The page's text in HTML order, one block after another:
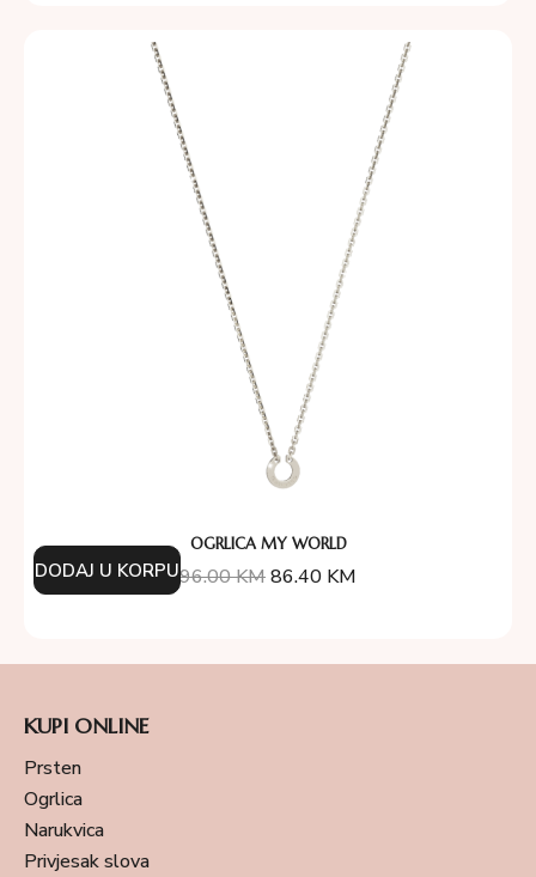
OGRLICA MY WORLD
96.00KM86.40 KM
DODAJ U KORPU
KUPI ONLINE
Prsten
Ogrlica
Narukvica
Privjesak slova